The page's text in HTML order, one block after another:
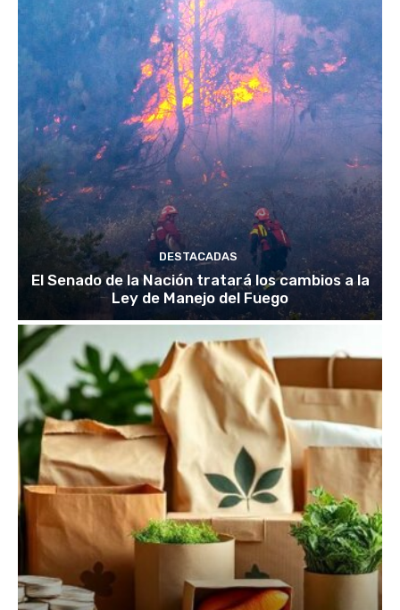
DESTACADAS
El Senado de la Nación tratará los cambios a la
Ley de Manejo del Fuego